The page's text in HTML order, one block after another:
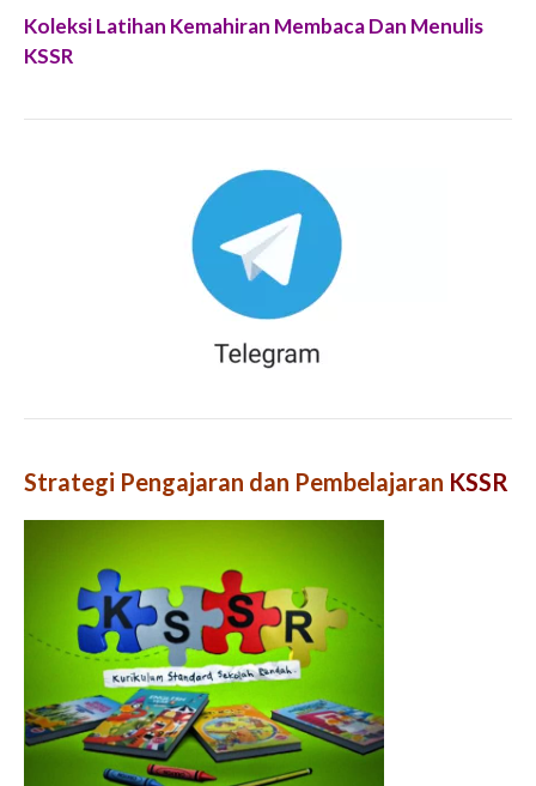
Koleksi Latihan Kemahiran Membaca Dan Menulis
KSSR
Strategi Pengajaran dan Pembelajaran KSSR